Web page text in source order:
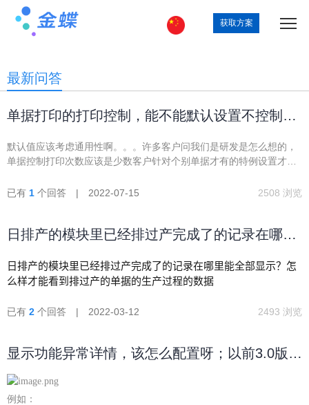
获取方案
最新问答
单据打印的打印控制，能不能默认设置不控制打
默认值应该考虑通用性啊。。。许多客户问我们是研发是怎么想的，
单据控制打印次数应该是少数客户针对个别单据才有的特例设置才
不控制打印次数太麻烦了，又没有批改功能（有的话请回复）。。请
已有 1 个回答 | 2022-07-15 2508 浏览
日排产的模块里已经排过产完成了的记录在哪里
日排产的模块里已经排过产完成了的记录在哪里能全部显示？怎
么样才能看到排过产的单据的生产过程的数据
已有 2 个回答 | 2022-03-12 2493 浏览
显示功能异常详情，该怎么配置呀；以前3.0版本
是有的
例如：